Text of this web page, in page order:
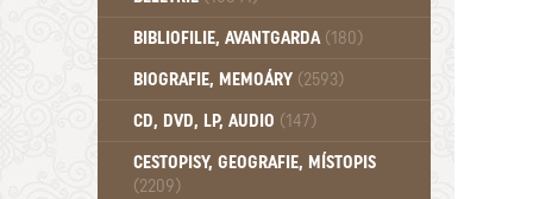
Beletrie - Historická (1388)
Beletrie - Povídky (1757)
Beletrie - Válečné romány (489)
Beletrie - Ženské a dívčí romány
(1522)
BIBLIOFILIE, AVANTGARDA (180)
BIOGRAFIE, MEMOÁRY (2593)
CD, DVD, LP, AUDIO (147)
CESTOPISY, GEOGRAFIE, MÍSTOPIS
(2209)